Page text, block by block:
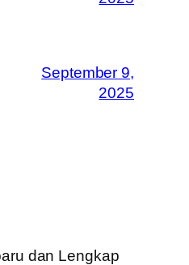
September 9,
2025
dan Lengkap